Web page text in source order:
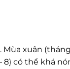
xuân
có thể khá